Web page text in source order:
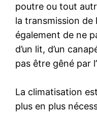
poutre ou tout
la transmission de
également de ne
d’un lit, d’un
pas être gêné par
La climatisation
plus en plus